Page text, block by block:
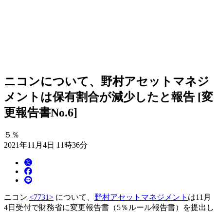
ニコンについて、野村アセットマネジ
メントは保有割合が減少したと報告 [変
更報告書No.6]
５％
2021年11月4日 11時36分
ニコン <7731> について、 野村アセットマネジメント は11月
4日受付で財務省に変更報告書（5％ルール報告書）を提出し